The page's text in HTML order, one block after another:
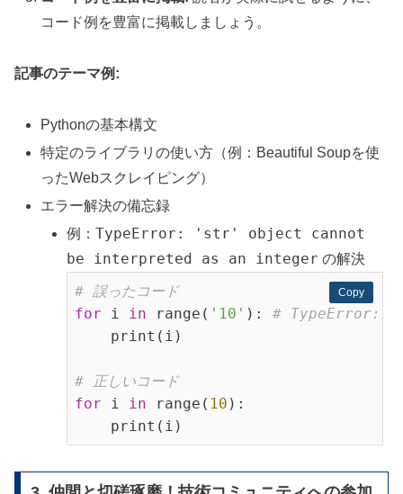
コード例を豊富に掲載しましょう。
記事のテーマ例:
Pythonの基本構文
特定のライブラリの使い方（例：Beautiful Soupを使
ったWebスクレイピング）
エラー解決の備忘録
例： TypeError: 'str' object cannot
be interpreted as an integer の解決
Copy
Copy
# 誤ったコード
for i in range( '10' ): # TypeError:
    print(i)
# 正しいコード
for i in range( 10 ):
    print(i)